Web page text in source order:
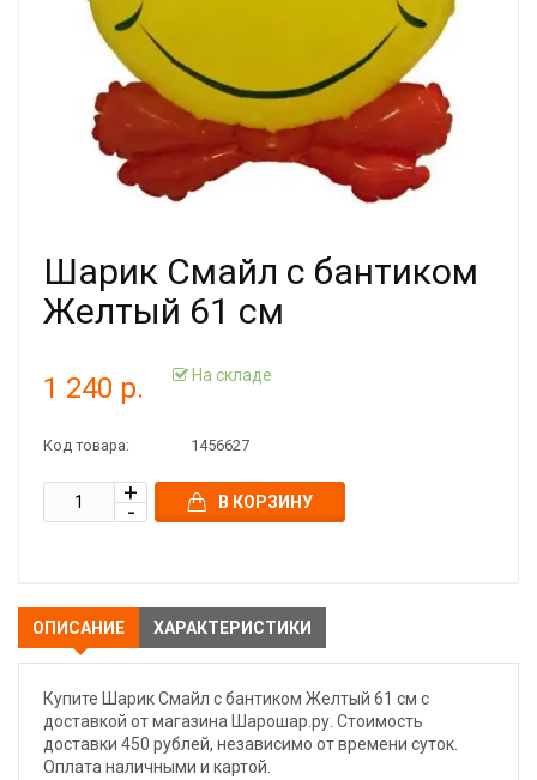
Шарик Смайл с бантиком
Желтый 61 см
1 240 р. На складе
Код товара: 1456627
В КОРЗИНУ
ОПИСАНИЕ ХАРАКТЕРИСТИКИ
Купите Шарик Смайл с бантиком Желтый 61 см с
доставкой от магазина Шарошар.ру. Стоимость
доставки 450 рублей, независимо от времени суток.
Оплата наличными и картой.